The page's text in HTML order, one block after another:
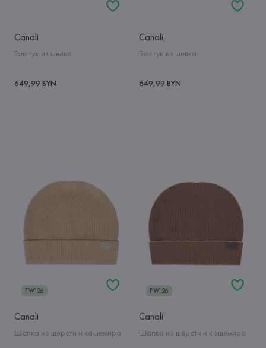
Canali
Галстук из шелка
649,99 BYN
Canali
Галстук из шелка
649,99 BYN
FW'26
Canali
Шапка из шерсти и кашемира
FW'26
Canali
Шапка из шерсти и кашемира